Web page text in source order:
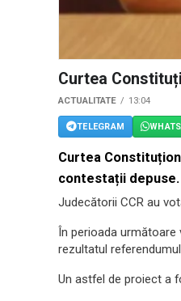
Curtea
ACTUALITATE 13:04
TELEGRAM
Curtea
contestații depuse.
Judecătorii CCR au
În perioada următoare
rezultatul
Un astfel de proiect a